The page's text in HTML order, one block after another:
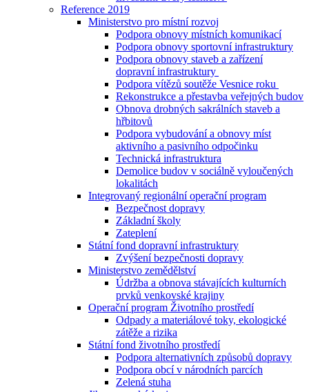
Reference 2019
Ministerstvo pro místní rozvoj
Podpora obnovy místních komunikací
Podpora obnovy sportovní infrastruktury
Podpora obnovy staveb a zařízení
dopravní infrastruktury
Podpora vítězů soutěže Vesnice roku
Rekonstrukce a přestavba veřejných budov
Obnova drobných sakrálních staveb a
hřbitovů
Podpora vybudování a obnovy míst
aktivního a pasivního odpočinku
Technická infrastruktura
Demolice budov v sociálně vyloučených
lokalitách
Integrovaný regionální operační program
Bezpečnost dopravy
Základní školy
Zateplení
Státní fond dopravní infrastruktury
Zvýšení bezpečnosti dopravy
Ministerstvo zemědělství
Údržba a obnova stávajících kulturních
prvků venkovské krajiny
Operační program Životního prostředí
Odpady a materiálové toky, ekologické
zátěže a rizika
Státní fond životního prostředí
Podpora alternativních způsobů dopravy
Podpora obcí v národních parcích
Zelená stuha